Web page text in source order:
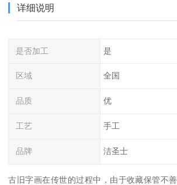
详细说明
是否加工 是
区域 全国
品质 优
工艺 手工
品牌 洁圣士
古旧字画在传世的过程中，由于收藏保管不